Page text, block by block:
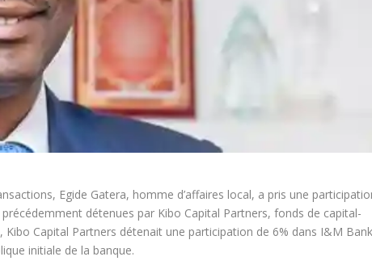
Egide Gatera, homme d’affaires local, a pris une
détenues par Kibo Capital Partners, fonds de capital-
Capital Partners détenait une participation de 6% dans I&M
initiale de la banque.